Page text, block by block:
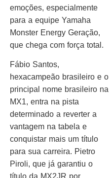
emoções, especialmente
para a equipe Yamaha
Monster Energy Geração,
que chega com força total.
Fábio Santos,
hexacampeão brasileiro e o
principal nome brasileiro na
MX1, entra na pista
determinado a reverter a
vantagem na tabela e
conquistar mais um título
para sua carreira. Pietro
Piroli, que já garantiu o
título da MX2JR por